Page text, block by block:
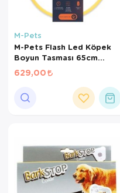
M-Pets
M-Pets Flash Led Köpek
Boyun Tasması 65cm
(Turuncu) [M]
629,00